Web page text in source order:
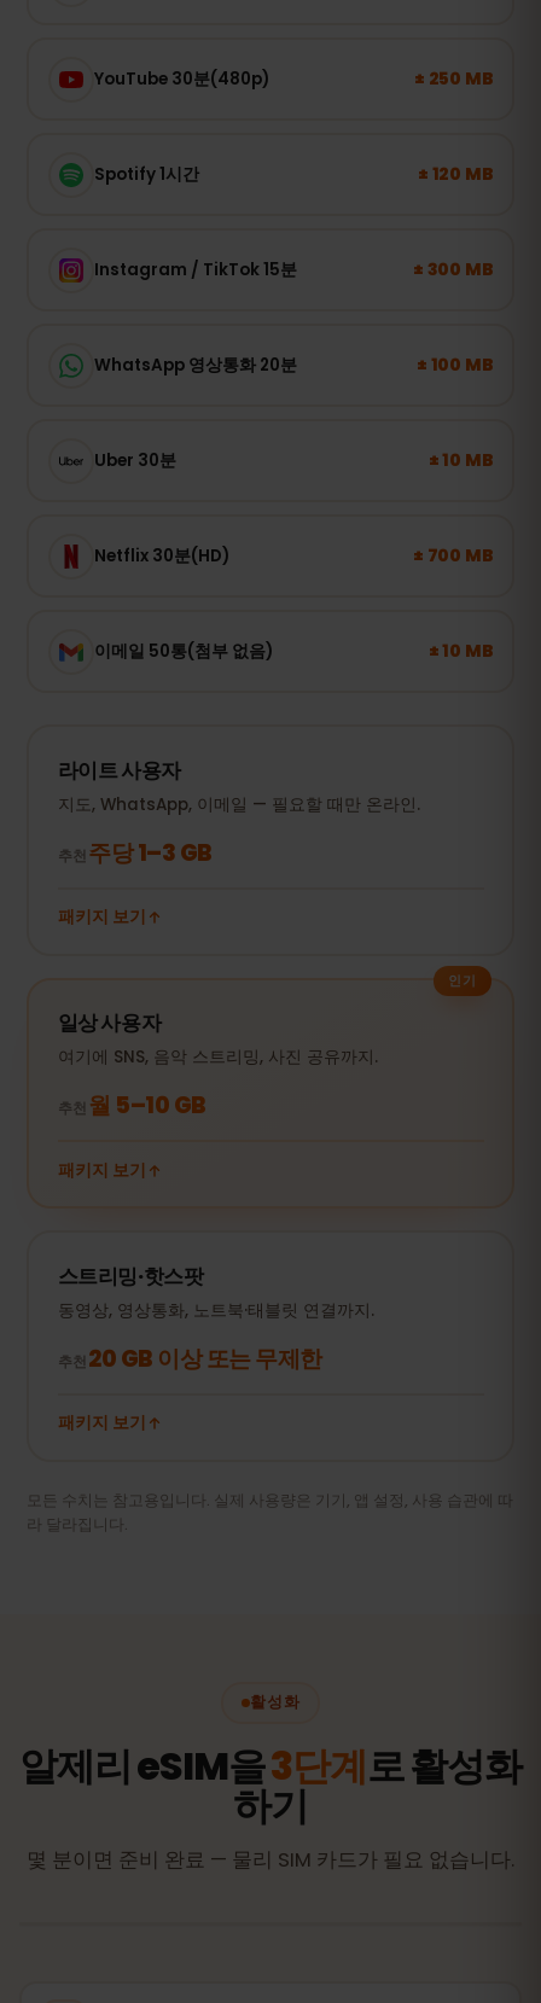
YouTube 30분(480p) ± 250 MB
Spotify 1시간 ± 120 MB
Instagram / TikTok 15분 ± 300 MB
WhatsApp 영상통화 20분 ± 100 MB
Uber 30분 ± 10 MB
Netflix 30분(HD) ± 700 MB
이메일 50통(첨부 없음) ± 10 MB
라이트 사용자
지도, WhatsApp, 이메일 — 필요할 때만 온라인.
추천 주당 1–3 GB
패키지 보기
인기
일상 사용자
여기에 SNS, 음악 스트리밍, 사진 공유까지.
추천 월 5–10 GB
패키지 보기
스트리밍·핫스팟
동영상, 영상통화, 노트북·태블릿 연결까지.
추천 20 GB 이상 또는 무제한
패키지 보기
모든 수치는 참고용입니다. 실제 사용량은 기기, 앱 설정, 사용 습관에 따
라 달라집니다.
활성화
알제리 eSIM을3단계로 활성화
하기
몇 분이면 준비 완료 — 물리 SIM 카드가 필요 없습니다.